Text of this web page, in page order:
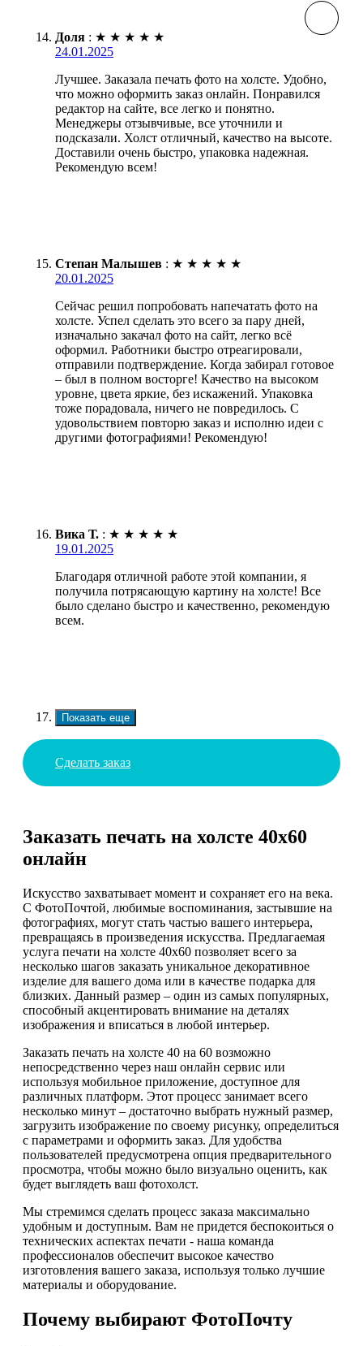
Доля : ★ ★ ★ ★ ★
24.01.2025
Лучшее. Заказала печать фото на холсте. Удобно,
что можно оформить заказ онлайн. Понравился
редактор на сайте, все легко и понятно.
Менеджеры отзывчивые, все уточнили и
подсказали. Холст отличный, качество на высоте.
Доставили очень быстро, упаковка надежная.
Рекомендую всем!
Степан Малышев : ★ ★ ★ ★ ★
20.01.2025
Сейчас решил попробовать напечатать фото на
холсте. Успел сделать это всего за пару дней,
изначально закачал фото на сайт, легко всё
оформил. Работники быстро отреагировали,
отправили подтверждение. Когда забирал готовое
– был в полном восторге! Качество на высоком
уровне, цвета яркие, без искажений. Упаковка
тоже порадовала, ничего не повредилось. С
удовольствием повторю заказ и исполню идеи с
другими фотографиями! Рекомендую!
Вика Т. : ★ ★ ★ ★ ★
19.01.2025
Благодаря отличной работе этой компании, я
получила потрясающую картину на холсте! Все
было сделано быстро и качественно, рекомендую
всем.
Показать еще
Сделать заказ
Заказать печать на холсте 40х60
онлайн
Искусство захватывает момент и сохраняет его на века.
С ФотоПочтой, любимые воспоминания, застывшие на
фотографиях, могут стать частью вашего интерьера,
превращаясь в произведения искусства. Предлагаемая
услуга печати на холсте 40х60 позволяет всего за
несколько шагов заказать уникальное декоративное
изделие для вашего дома или в качестве подарка для
близких. Данный размер – один из самых популярных,
способный акцентировать внимание на деталях
изображения и вписаться в любой интерьер.
Заказать печать на холсте 40 на 60 возможно
непосредственно через наш онлайн сервис или
используя мобильное приложение, доступное для
различных платформ. Этот процесс занимает всего
несколько минут – достаточно выбрать нужный размер,
загрузить изображение по своему рисунку, определиться
с параметрами и оформить заказ. Для удобства
пользователей предусмотрена опция предварительного
просмотра, чтобы можно было визуально оценить, как
будет выглядеть ваш фотохолст.
Мы стремимся сделать процесс заказа максимально
удобным и доступным. Вам не придется беспокоиться о
технических аспектах печати - наша команда
профессионалов обеспечит высокое качество
изготовления вашего заказа, используя только лучшие
материалы и оборудование.
Почему выбирают ФотоПочту